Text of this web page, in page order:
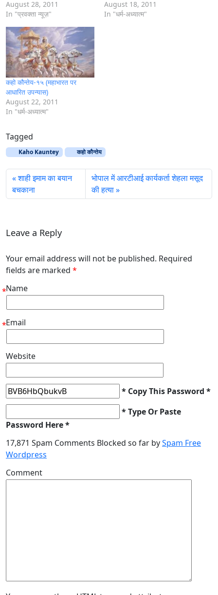
August 28, 2011
In "प्रवक्ता न्यूज़"
August 18, 2011
In "धर्म-अध्यात्म"
कहो कौन्तेय-१५ (महाभारत पर
आधारित उपन्यास)
August 22, 2011
In "धर्म-अध्यात्म"
Tagged
Kaho Kauntey कहो कौन्तेय
शाही इमाम का बयान
बचकाना
भोपाल में आरटीआई कार्यकर्ता शेहला मसूद
की हत्या
Leave a Reply
Your email address will not be published. Required
fields are marked *
Name
*
Email
*
Website
* Copy This Password *
* Type Or Paste
Password Here *
17,871 Spam Comments Blocked so far bySpam Free
Wordpress
Comment